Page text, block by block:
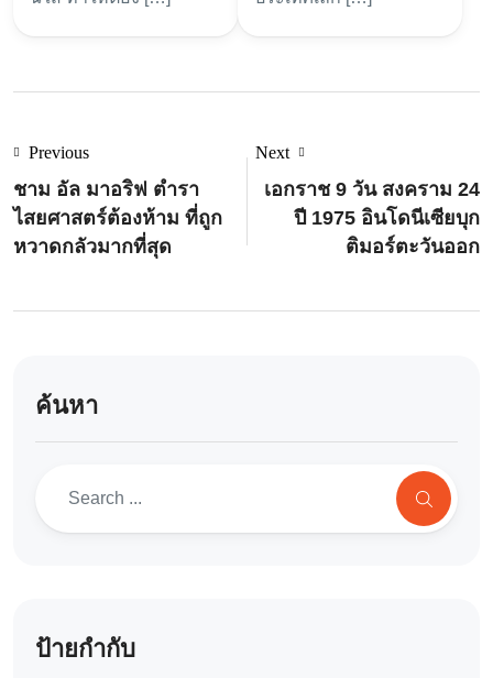
Previous
ชาม อัล มาอริฟ ตำรา
ไสยศาสตร์ต้องห้าม ที่ถูก
หวาดกลัวมากที่สุด
Next
เอกราช 9 วัน สงคราม 24
ปี 1975 อินโดนีเซียบุก
ติมอร์ตะวันออก
ค้นหา
ป้ายกำกับ